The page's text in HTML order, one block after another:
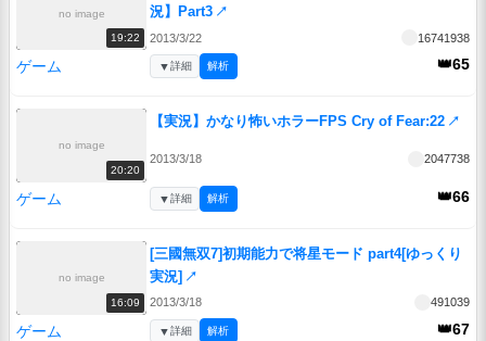
no image
19:22
況】Part3 ↗
2013/3/22 16741938
ゲーム 👑65
▼詳細 解析
no image
20:20
【実況】かなり怖いホラーFPS Cry of Fear:22 ↗
2013/3/18 2047738
ゲーム 👑66
▼詳細 解析
no image
16:09
[三國無双7]初期能力で将星モード part4[ゆっくり
実況] ↗
2013/3/18 491039
ゲーム 👑67
▼詳細 解析